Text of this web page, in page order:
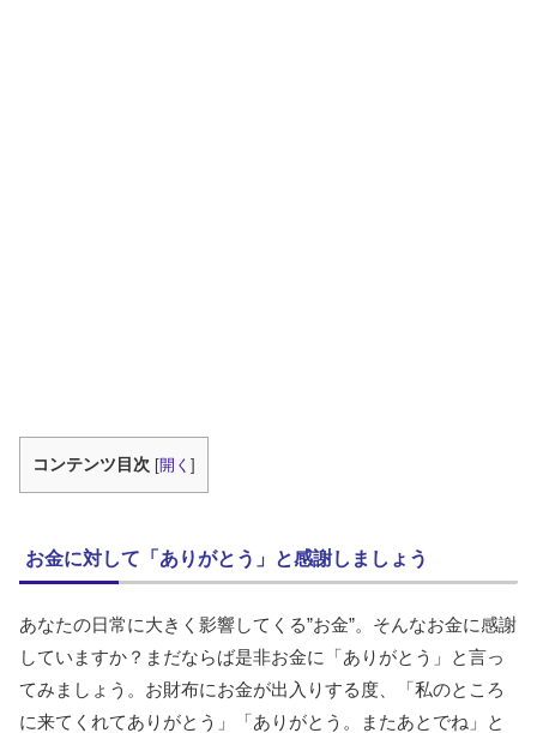
コンテンツ目次 [開く ]
お金に対して「ありがとう」と感謝しましょう
あなたの日常に大きく影響してくる”お金”。そんなお金に感謝
していますか？まだならば是非お金に「ありがとう」と言っ
てみましょう。お財布にお金が出入りする度、「私のところ
に来てくれてありがとう」「ありがとう。またあとでね」と